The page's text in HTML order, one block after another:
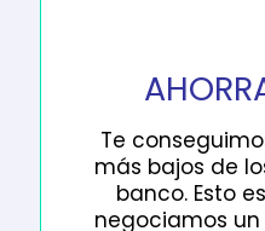
Te
más bajos de
banco. Esto
negociamos